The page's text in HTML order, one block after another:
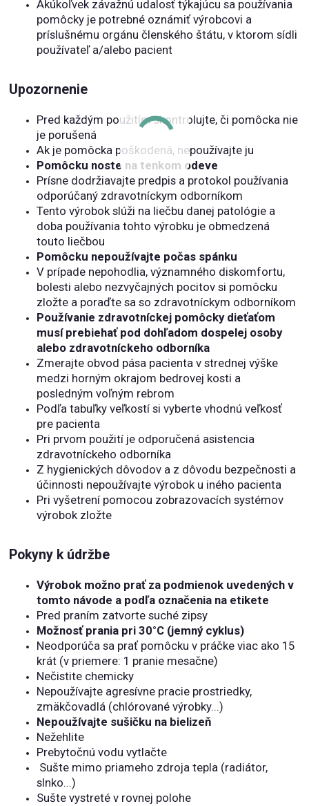
Akúkoľvek závažnú udalosť týkajúcu sa používania
pomôcky je potrebné oznámiť výrobcovi a
príslušnému orgánu členského štátu, v ktorom sídli
používateľ a/alebo pacient
Upozornenie
Pred každým použitím skontrolujte, či pomôcka nie
je porušená
Ak je pomôcka poškodená, nepoužívajte ju
Pomôcku noste na tenkom odeve
Prísne dodržiavajte predpis a protokol používania
odporúčaný zdravotníckym odborníkom
Tento výrobok slúži na liečbu danej patológie a
doba používania tohto výrobku je obmedzená
touto liečbou
Pomôcku nepoužívajte počas spánku
V prípade nepohodlia, významného diskomfortu,
bolesti alebo nezvyčajných pocitov si pomôcku
zložte a poraďte sa so zdravotníckym odborníkom
Používanie zdravotníckej pomôcky dieťaťom
musí prebiehať pod dohľadom dospelej osoby
alebo zdravotníckeho odborníka
Zmerajte obvod pása pacienta v strednej výške
medzi horným okrajom bedrovej kosti a
posledným voľným rebrom
Podľa tabuľky veľkostí si vyberte vhodnú veľkosť
pre pacienta
Pri prvom použití je odporučená asistencia
zdravotníckeho odborníka
Z hygienických dôvodov a z dôvodu bezpečnosti a
účinnosti nepoužívajte výrobok u iného pacienta
Pri vyšetrení pomocou zobrazovacích systémov
výrobok zložte
Pokyny k údržbe
Výrobok možno prať za podmienok uvedených v
tomto návode a podľa označenia na etikete
Pred praním zatvorte suché zipsy
Možnosť prania pri 30°C (jemný cyklus)
Neodporúča sa prať pomôcku v práčke viac ako 15
krát (v priemere: 1 pranie mesačne)
Nečistite chemicky
Nepoužívajte agresívne pracie prostriedky,
zmäkčovadlá (chlórované výrobky...)
Nepoužívajte sušičku na bielizeň
Nežehlite
Prebytočnú vodu vytlačte
Sušte mimo priameho zdroja tepla (radiátor,
slnko...)
Sušte vystreté v rovnej polohe